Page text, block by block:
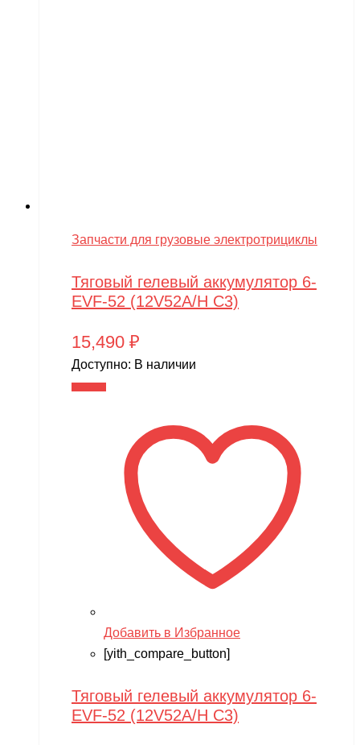
Запчасти для грузовые электротрициклы
Тяговый гелевый аккумулятор 6-
EVF-52 (12V52A/H C3)
15,490 ₽
Доступно: В наличии
Добавить в Избранное
[yith_compare_button]
Тяговый гелевый аккумулятор 6-
EVF-52 (12V52A/H C3)